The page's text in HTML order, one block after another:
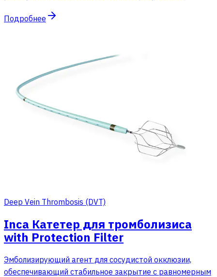
Подробнее
Deep Vein Thrombosis (DVT)
Inca Катетер для тромболизиса
with Protection Filter
Эмболизирующий агент для сосудистой окклюзии,
обеспечивающий стабильное закрытие с равномерным